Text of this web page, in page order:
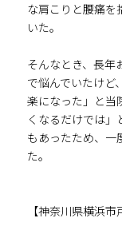
な肩こりと腰痛を
いた。
そんなとき、長年
で悩んでいたけど
楽になった」と当
くなるだけでは
もあったため、一
た。
【神奈川県横浜市